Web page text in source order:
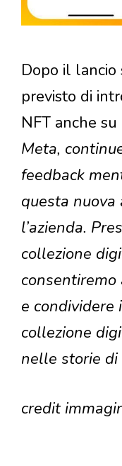
Dopo il lancio
previsto di
NFT anche su
Meta,
feedback
questa
l’azienda.
collezione
e
collezione
nelle storie
credit